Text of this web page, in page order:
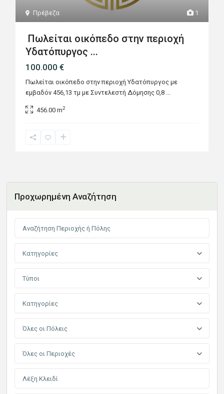
1
Πρέβεζα
Πωλείται οικόπεδο στην περιοχή
Υδατόπυργος ...
100.000 €
Πωλείται οικόπεδο στην περιοχή Υδατόπυργος με
εμβαδόν 456,13 τμ με Συντελεστή Δόμησης 0,8 ...
456.00 m2
Προχωρημένη Αναζήτηση
Κατηγορίες
Τύποι
Κατηγορίες
Όλες οι Πόλεις
Όλες οι Περιοχές